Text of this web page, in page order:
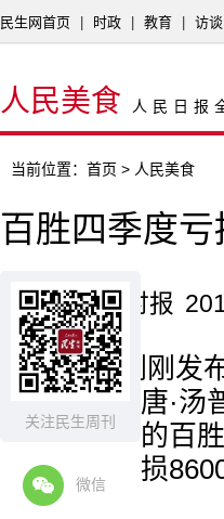
关注民生周刊
微信
民生网首页 时政 教育 访谈
人民美食 人民日报
当前位置： 首页 > 人民美食
百胜四季度
来源：京华时报
麦当劳刚刚发
首席执行官唐·
胜客等品牌的百
示，集团亏损